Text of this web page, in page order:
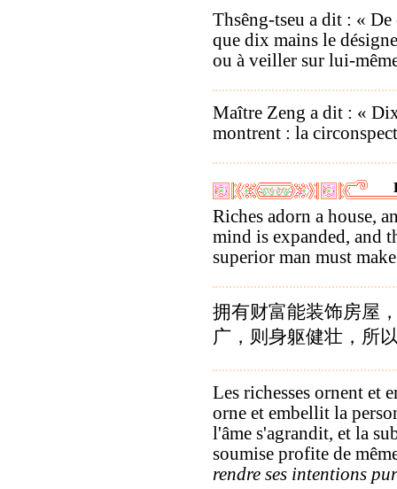
Thsêng-tseu a dit : «
que dix mains le
ou à veiller sur lui-
Maître Zeng a dit : «
montrent : la
Riches adorn a house,
mind is expanded, and
superior man must
拥有财富能装饰房屋
广，则身躯健壮，所
Les richesses ornent et
orne et embellit la
l'âme s'agrandit, et la
soumise profite de
rendre ses intentions